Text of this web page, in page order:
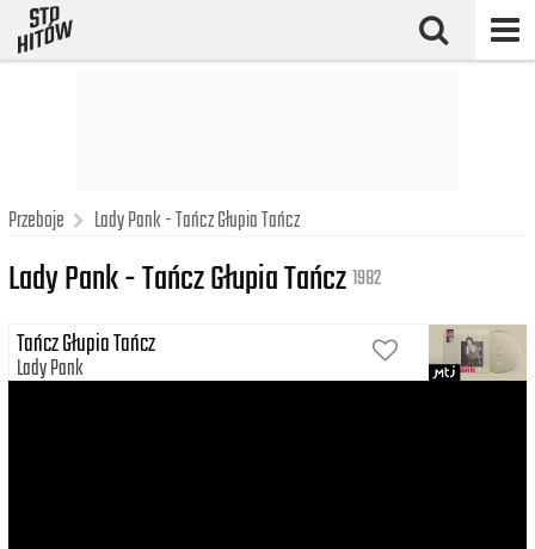
Przeboje Lady Pank - Tańcz Głupia Tańcz
Lady Pank - Tańcz Głupia Tańcz1982
Tańcz Głupia Tańcz
Lady Pank